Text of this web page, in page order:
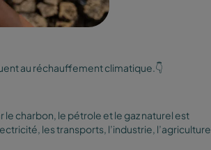
au réchauffement climatique.👇
charbon, le pétrole et le gaz naturel est
les transports, l’industrie, l’agriculture